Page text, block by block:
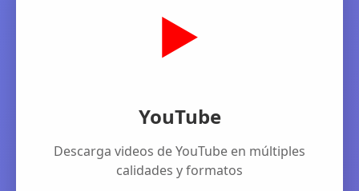
▶️
YouTube
Descarga videos de YouTube en múltiples
calidades y formatos